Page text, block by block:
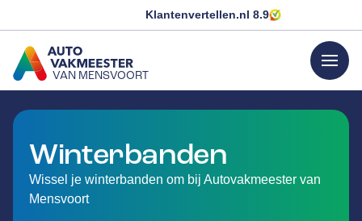
Klantenvertellen.nl 8.9
VAN MENSVOORT
GA NAAR DE HOMEPAGINA
menu
Winterbanden
Wissel je winterbanden om bij Autovakmeester van
Mensvoort